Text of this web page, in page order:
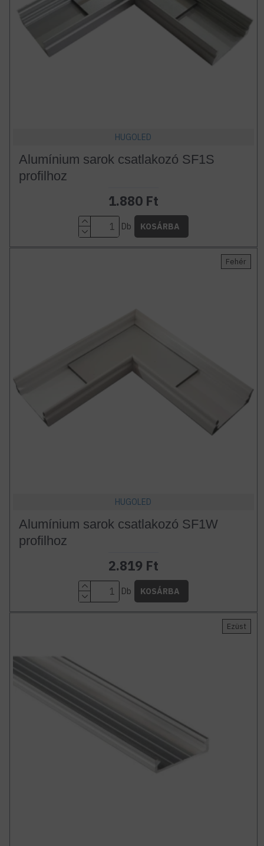
HUGOLED
Alumínium sarok csatlakozó SF1S
profilhoz
1.880 Ft
Db KOSÁRBA
Fehér
HUGOLED
Alumínium sarok csatlakozó SF1W
profilhoz
2.819 Ft
Db KOSÁRBA
Ezüst